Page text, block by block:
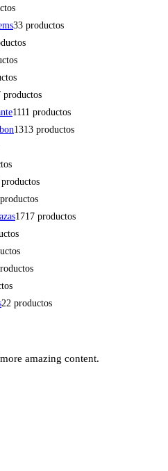
33 productos
productos
11 11 productos
1313 productos
1717 productos
22 productos
amazing content.